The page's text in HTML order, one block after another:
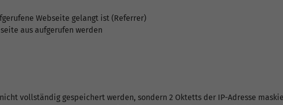
Webseite gelangt ist (Referrer)
aus aufgerufen werden
vollständig gespeichert werden, sondern 2 Oktetts der IP-Adresse